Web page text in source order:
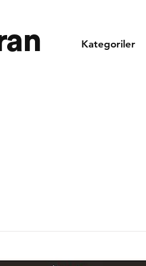
Kategoriler